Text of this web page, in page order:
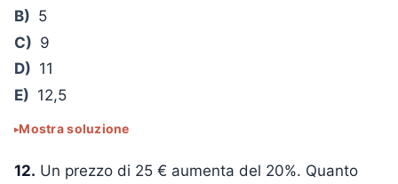
B) 5
C) 9
D) 11
E) 12,5
Mostra soluzione
12. Un prezzo di 25 € aumenta del 20%. Quanto